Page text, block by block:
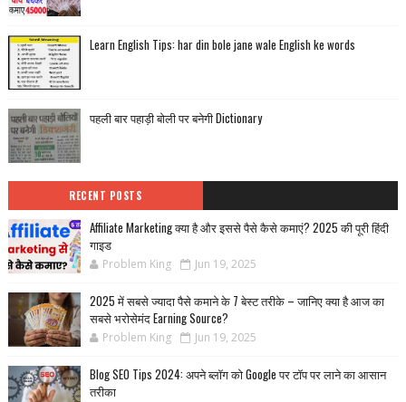
Learn English Tips: har din bole jane wale English ke words
पहली बार पहाड़ी बोली पर बनेगी Dictionary
RECENT POSTS
Affiliate Marketing क्या है और इससे पैसे कैसे कमाएं? 2025 की पूरी हिंदी
गाइड
Problem King Jun 19, 2025
2025 में सबसे ज्यादा पैसे कमाने के 7 बेस्ट तरीके – जानिए क्या है आज का
सबसे भरोसेमंद Earning Source?
Problem King Jun 19, 2025
Blog SEO Tips 2024: अपने ब्लॉग को Google पर टॉप पर लाने का आसान
तरीका